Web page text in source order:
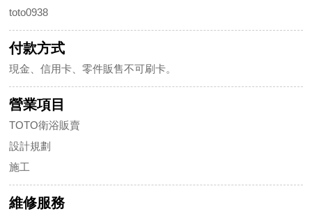
toto0938
付款方式
現金、信用卡、零件販售不可刷卡。
營業項目
TOTO衛浴販賣
設計規劃
施工
維修服務